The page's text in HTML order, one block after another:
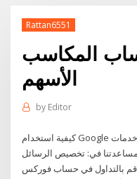
Rattan6551
المكاسب
الأسهم
by Editor
كيفية استخدام Google لجنسك. نستخدم جنسك لجعل خدمات Google
في: تخصيص الرسائل
قم بالتداول في حساب فوركس